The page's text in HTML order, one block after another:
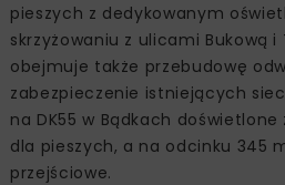
pieszych z dedykowanym
skrzyżowaniu z ulicami Bukową
obejmuje także przebudowę
zabezpieczenie istniejących
na DK55 w Bądkach
dla pieszych, a na odcinku 345
przejściowe.